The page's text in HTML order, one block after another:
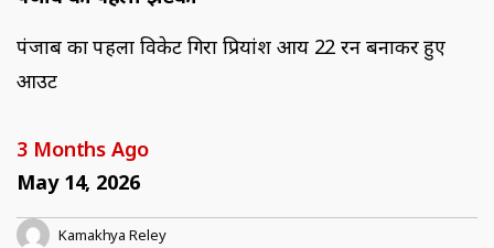
पंजाब का पहला विकेट गिरा प्रियांश आर्य 22 रन बनाकर हुए
आउट
3 Months Ago
May 14, 2026
Kamakhya Reley